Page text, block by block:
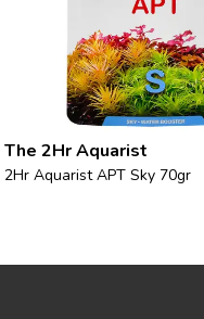
The 2Hr Aquarist
2Hr Aquarist APT Sky 70gr